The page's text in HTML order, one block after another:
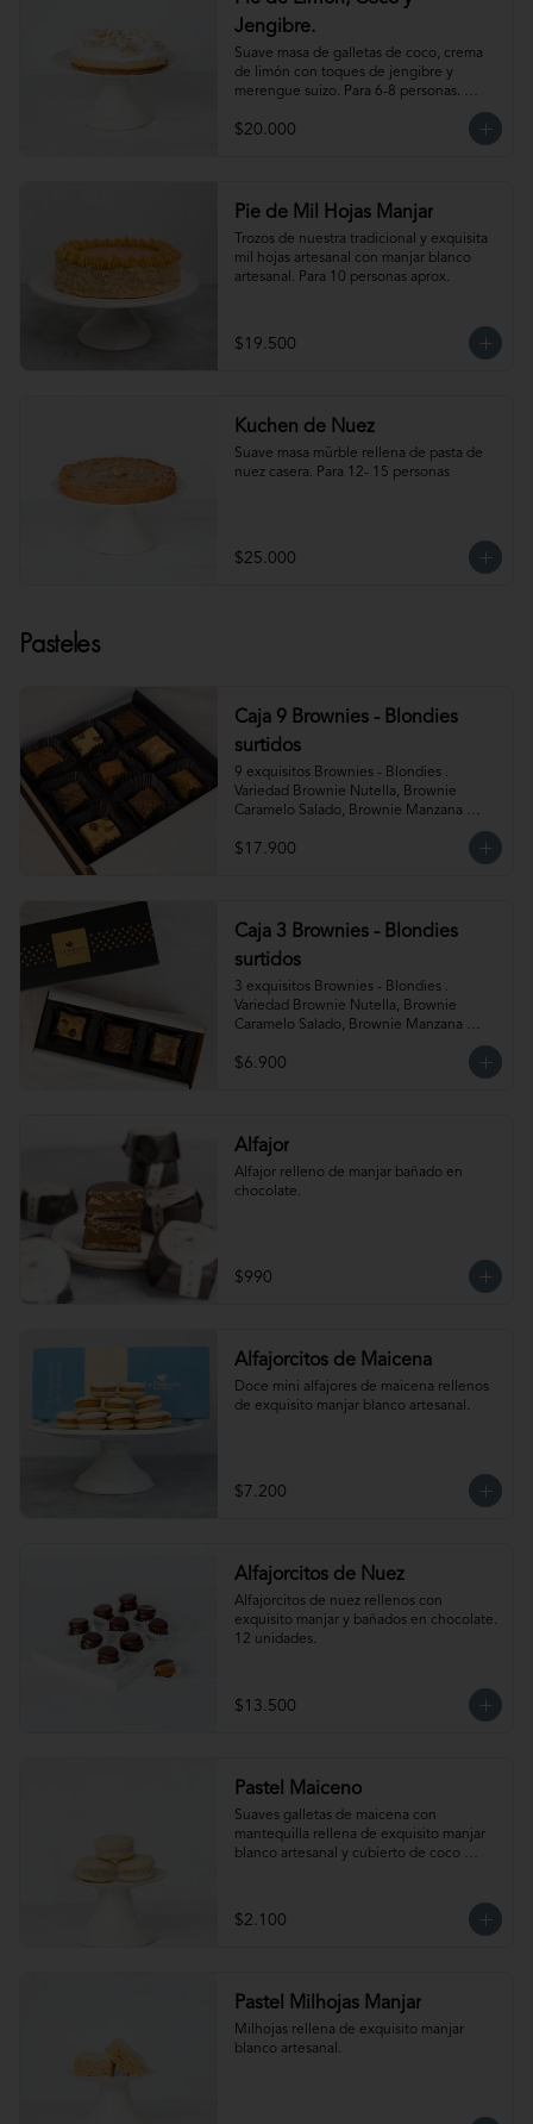
Jengibre.
Suave masa de galletas de coco, crema
de limón con toques de jengibre y
merengue suizo. Para 6-8 personas.
descongelar de 1 a 2 horas a temperatura
$20.000
Pie de Mil Hojas Manjar
Trozos de nuestra tradicional y exquisita
mil hojas artesanal con manjar blanco
artesanal. Para 10 personas aprox.
$19.500
Kuchen de Nuez
Suave masa mürble rellena de pasta de
nuez casera. Para 12- 15 personas
$25.000
Pasteles
Caja 9 Brownies - Blondies
surtidos
9 exquisitos Brownies - Blondies .
Variedad Brownie Nutella, Brownie
Caramelo Salado, Brownie Manzana
Canela, Blondie Galleta Lotus, Blondie
Almendra y Blondie Mantequilla de
sabores!
$17.900
Caja 3 Brownies - Blondies
surtidos
3 exquisitos Brownies - Blondies .
Variedad Brownie Nutella, Brownie
Caramelo Salado, Brownie Manzana
Canela, Blondie Galleta Lotus, Blondie
Almendra y Blondie Mantequilla de
sabores!
$6.900
Alfajor
Alfajor relleno de manjar bañado en
chocolate.
$990
Alfajorcitos de Maicena
Doce mini alfajores de maicena rellenos
de exquisito manjar blanco artesanal.
$7.200
Alfajorcitos de Nuez
Alfajorcitos de nuez rellenos con
exquisito manjar y bañados en chocolate.
12 unidades.
$13.500
Pastel Maiceno
Suaves galletas de maicena con
mantequilla rellena de exquisito manjar
blanco artesanal y cubierto de coco
$2.100
Pastel Milhojas Manjar
Milhojas rellena de exquisito manjar
blanco artesanal.